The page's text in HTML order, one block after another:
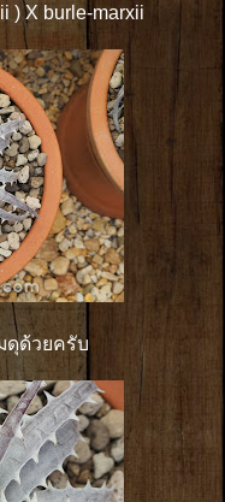
) X burle-marxii
ดุด้วยครับ